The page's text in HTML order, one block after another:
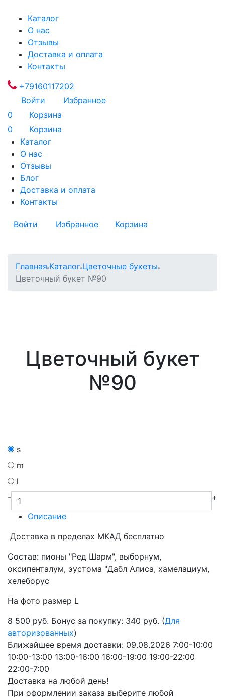
Каталог
О нас
Отзывы
Доставка и оплата
Контакты
+79160117202
Войти
Избранное
0
Корзина
0
Корзина
Каталог
О нас
Отзывы
Блог
Доставка и оплата
Контакты
Войти Избранное Корзина
Главная Каталог Цветочные букеты
Цветочный букет №90
Цветочный букет
№90
s
m
l
-
+
Описание
Доставка в пределах МКАД бесплатно
Состав: пионы "Ред Шарм", выборнум,
оксипенталум, эустома "Дабл Алиса, хамелациум,
хелеборус
На фото размер L
8 500 руб. Бонус за покупку: 340 руб. (Для
авторизованных)
Ближайшее время доставки: 09.08.2026 7:00-10:00
10:00-13:00 13:00-16:00 16:00-19:00 19:00-22:00
22:00-7:00
Доставка на любой день!
При оформлении заказа выберите любой